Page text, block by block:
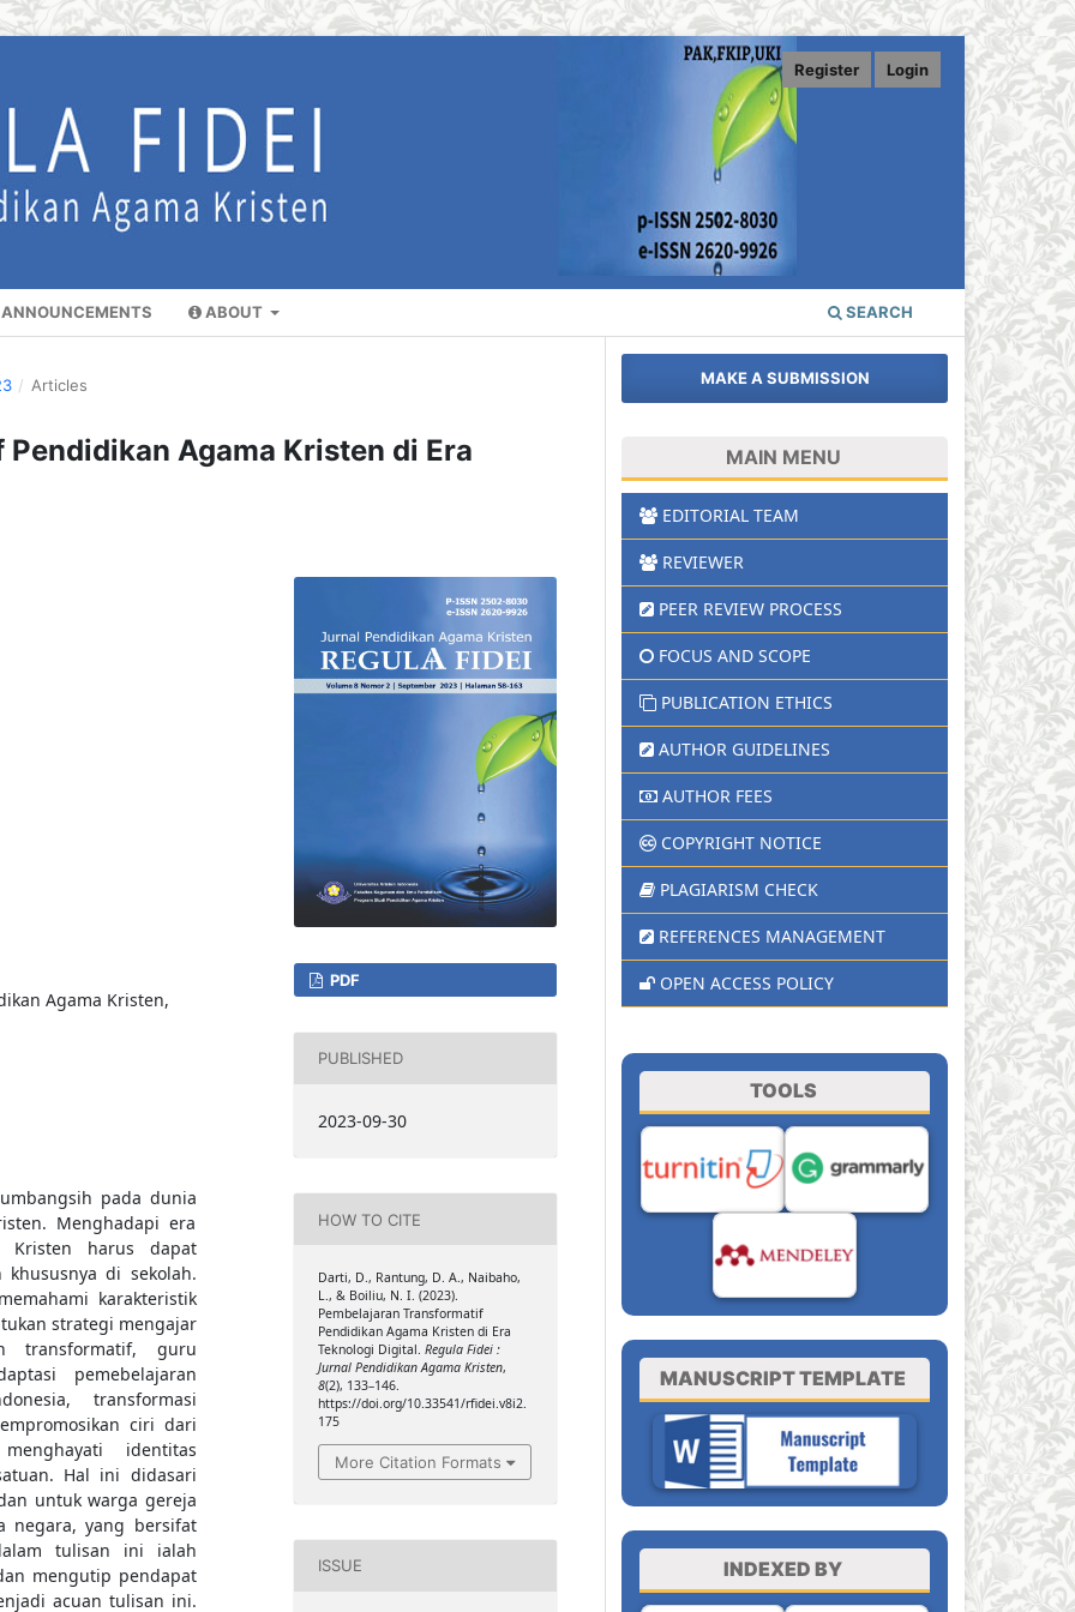
ABOUT SEARCH
Register Login
/ Articles
Agama Kristen di Era
Agama Kristen,
pada dunia
Menghadapi era
Kristen harus dapat
di sekolah.
karakteristik
strategi mengajar
transformatif, guru
pemebelajaran
transformasi
ciri dari
identitas
Hal ini didasari
untuk warga gereja
negara, yang bersifat
tulisan ini ialah
mengutip pendapat
acuan tulisan ini.
PDF
PUBLISHED
2023-09-30
HOW TO CITE
Darti, D., Rantung, D. A., Naibaho,
L., & Boiliu, N. I. (2023).
Pembelajaran Transformatif
Pendidikan Agama Kristen di Era
Teknologi Digital. Regula Fidei :
Jurnal Pendidikan Agama Kristen,
8(2), 133–146.
https://doi.org/10.33541/rfidei.v8i2.
175
More Citation Formats
ISSUE
MAKE A SUBMISSION
MAIN MENU
EDITORIAL TEAM
REVIEWER
PEER REVIEW PROCESS
FOCUS AND SCOPE
PUBLICATION ETHICS
AUTHOR GUIDELINES
AUTHOR FEES
COPYRIGHT NOTICE
PLAGIARISM CHECK
REFERENCES MANAGEMENT
OPEN ACCESS POLICY
TOOLS
MANUSCRIPT TEMPLATE
INDEXED BY